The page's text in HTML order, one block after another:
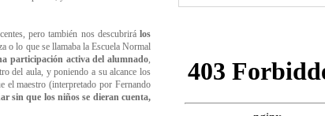
pero también nos descubrirálos
o lo que se llamaba la Escuela Normal
participación activa del alumnado
del aula, y poniendo a su alcance los
el maestro (interpretado por Fernando
sin que los niños se dieran cuenta,